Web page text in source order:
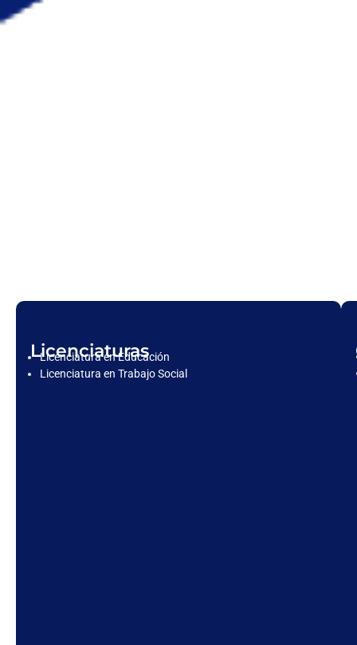
Licenciaturas
Licenciatura en Educación
Licenciatura en Trabajo Social